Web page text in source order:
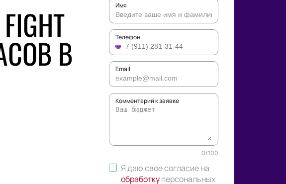
В
Имя
Телефон
Email
Комментарий к заявке
0/100
Я даю свое согласие на
обработкуперсональных